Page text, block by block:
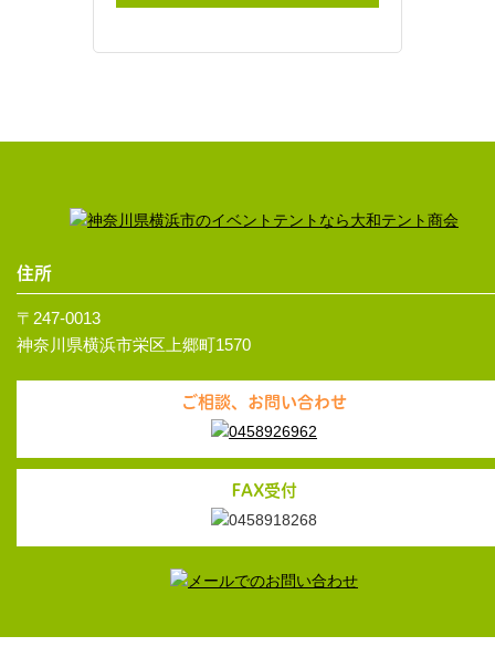
住所
〒247-0013
神奈川県横浜市栄区上郷町1570
ご相談、お問い合わせ
FAX受付